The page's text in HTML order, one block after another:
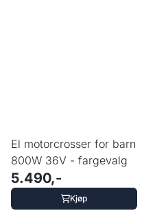
El motorcrosser for barn
800W 36V - fargevalg
5.490,-
Kjøp